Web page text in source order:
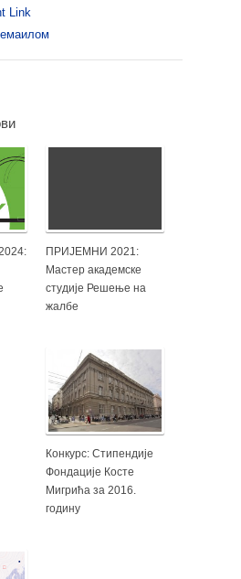
Link
ПРИЈЕМНИ 2021:
Мастер академске
студије Решење на
жалбе
Конкурс: Стипендије
Фондације Косте
Мигрића за 2016.
годину